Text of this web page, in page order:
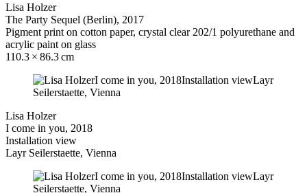
Lisa Holzer
The Party Sequel (Berlin), 2017
Pigment print on cotton paper, crystal clear 202/1 polyurethane and
acrylic paint on glass
110.3 × 86.3 cm
Lisa Holzer
I come in you, 2018
Installation view
Layr Seilerstaette, Vienna